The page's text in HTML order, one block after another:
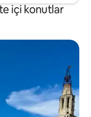
içi konutlar
arasında